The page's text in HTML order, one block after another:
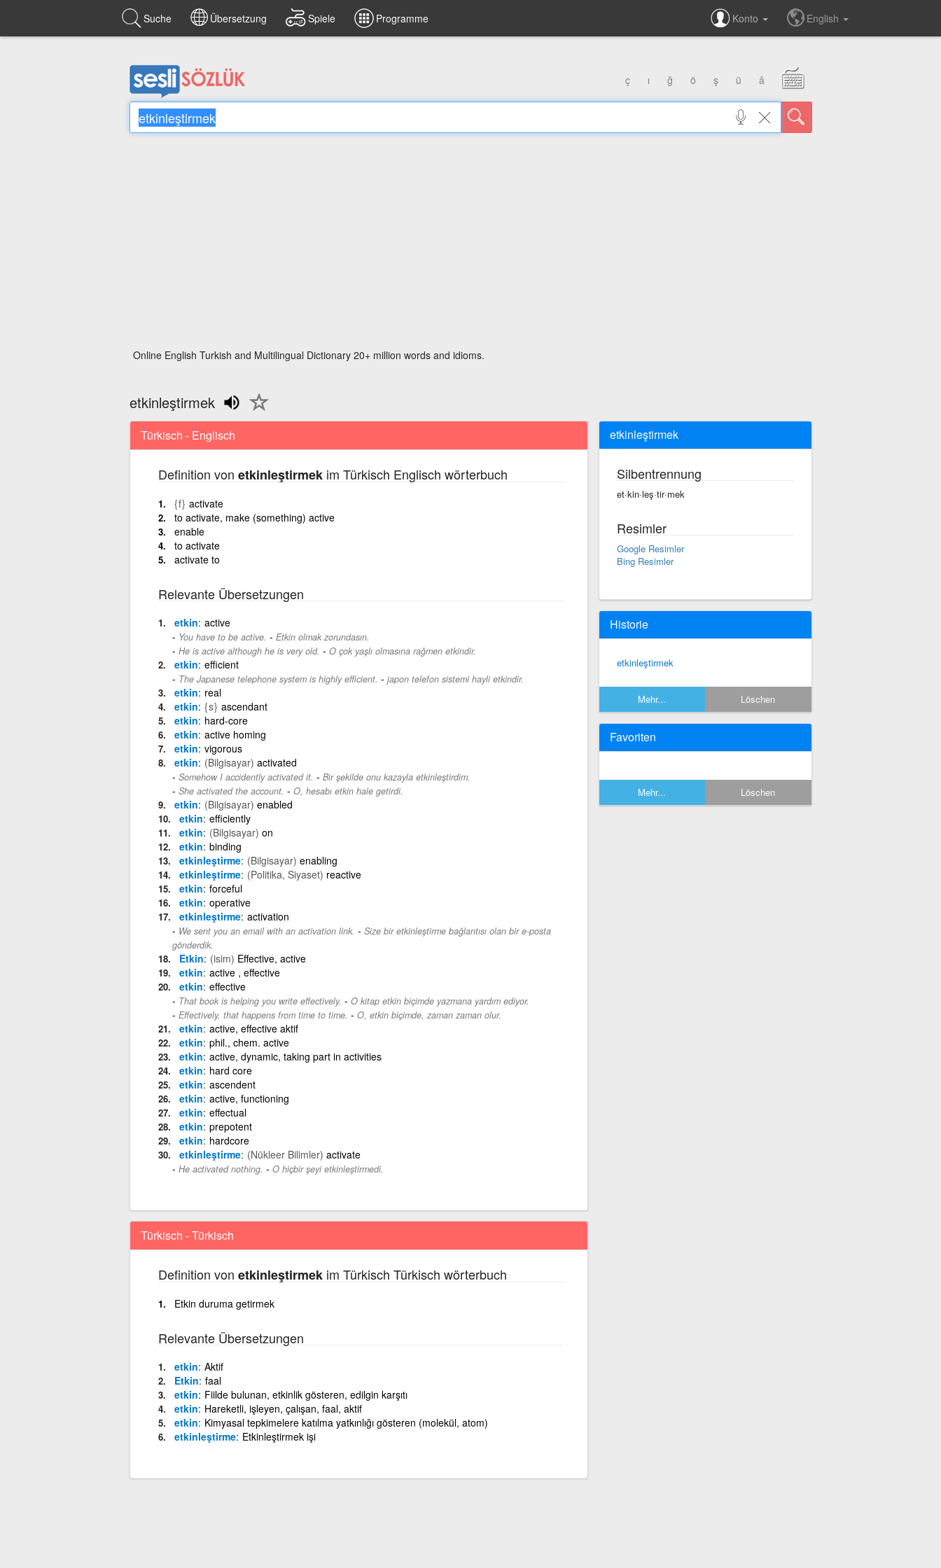
Suche Übersetzung Spiele Programme Konto English
ç ı ğ ö ş ü â
Online English Turkish and Multilingual Dictionary 20+ million words and idioms.
etkinleştirmek
Türkisch - Englisch
Definition von etkinleştirmekim Türkisch Englisch wörterbuch
{f} activate
to activate, make (something) active
enable
to activate
activate to
Relevante Übersetzungen
etkin active
You have to be active. - Etkin olmak zorundasın.
He is active although he is very old. - O çok yaşlı olmasına rağmen etkindir.
etkin efficient
The Japanese telephone system is highly efficient. - japon telefon sistemi hayli etkindir.
etkin real
etkin {s} ascendant
etkin hard-core
etkin active homing
etkin vigorous
etkin (Bilgisayar) activated
Somehow I accidently activated it. - Bir şekilde onu kazayla etkinleştirdim.
She activated the account. - O, hesabı etkin hale getirdi.
etkin (Bilgisayar) enabled
etkin efficiently
etkin (Bilgisayar) on
etkin binding
etkinleştirme (Bilgisayar) enabling
etkinleştirme (Politika, Siyaset) reactive
etkin forceful
etkin operative
etkinleştirme activation
We sent you an email with an activation link. - Size bir etkinleştirme bağlantısı olan bir e-posta
gönderdik.
Etkin (isim) Effective, active
etkin active , effective
etkin effective
That book is helping you write effectively. - O kitap etkin biçimde yazmana yardım ediyor.
Effectively, that happens from time to time. - O, etkin biçimde, zaman zaman olur.
etkin active, effective aktif
etkin phil., chem. active
etkin active, dynamic, taking part in activities
etkin hard core
etkin ascendent
etkin active, functioning
etkin effectual
etkin prepotent
etkin hardcore
etkinleştirme (Nükleer Bilimler) activate
He activated nothing. - O hiçbir şeyi etkinleştirmedi.
Türkisch - Türkisch
Definition von etkinleştirmekim Türkisch Türkisch wörterbuch
Etkin duruma getirmek
Relevante Übersetzungen
etkin Aktif
Etkin faal
etkin Fiilde bulunan, etkinlik gösteren, edilgin karşıtı
etkin Hareketli, işleyen, çalışan, faal, aktif
etkin Kimyasal tepkimelere katılma yatkınlığı gösteren (molekül, atom)
etkinleştirme Etkinleştirmek işi
etkinleştirmek
Silbentrennung
et·kin·leş·tir·mek
Resimler
Google Resimler
Bing Resimler
Historie
etkinleştirmek
Mehr... Löschen
Favoriten
Mehr... Löschen